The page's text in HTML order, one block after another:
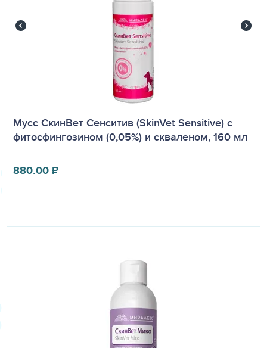
Мусс СкинВет Сенситив (SkinVet Sensitive) с
фитосфингозином (0,05%) и скваленом, 160 мл
880.00₽